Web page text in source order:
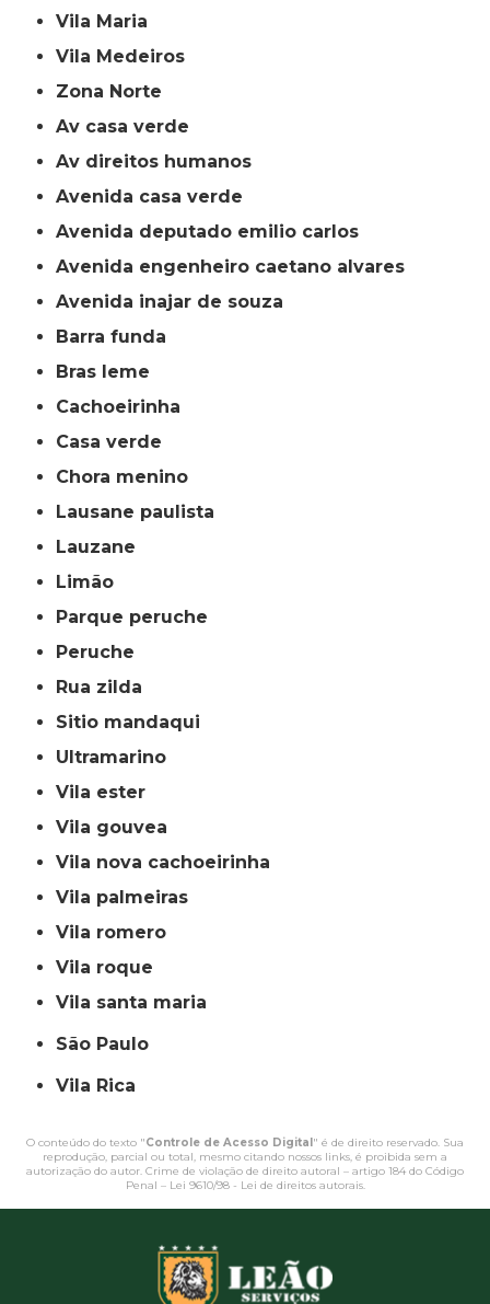
Vila Maria
Vila Medeiros
Zona Norte
av casa verde
av direitos humanos
avenida casa verde
avenida deputado emilio carlos
avenida engenheiro caetano alvares
avenida inajar de souza
barra funda
bras leme
cachoeirinha
casa verde
chora menino
lausane paulista
lauzane
limão
parque peruche
peruche
rua zilda
sitio mandaqui
ultramarino
vila ester
vila gouvea
vila nova cachoeirinha
vila palmeiras
vila romero
vila roque
vila santa maria
São Paulo
Vila Rica
O conteúdo do texto "Controle de Acesso Digital" é de direito reservado. Sua
reprodução, parcial ou total, mesmo citando nossos links, é proibida sem a
autorização do autor. Crime de violação de direito autoral – artigo 184 do Código
Penal – Lei 9610/98 - Lei de direitos autorais.